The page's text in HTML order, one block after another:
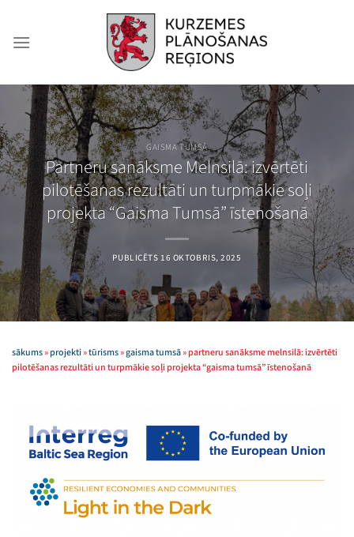
content
GAISMA TUMSĀ
Partneru sanāksme Melnsilā: izvērtēti
pilotēšanas rezultāti un turpmākie soļi
projekta “Gaisma Tumsā” īstenošanā
PUBLICĒTS 16 OKTOBRIS, 2025
sākums»projekti»tūrisms»gaisma tumsā»partneru sanāksme melnsilā: izvērtēti
pilotēšanas rezultāti un turpmākie soļi projekta “gaisma tumsā” īstenošanā